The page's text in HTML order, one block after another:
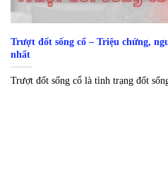
Trượt đốt sống cổ – Triệu chứng,
nhất
Trượt đốt sống cổ là tình trạng đốt